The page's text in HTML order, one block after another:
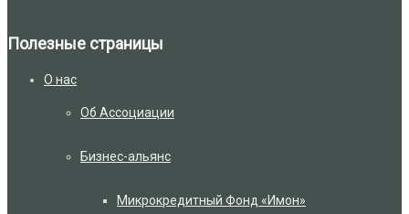
Полезные страницы
О нас
Об Ассоциации
Бизнес-альянс
Микрокредитный Фонд «Имон»